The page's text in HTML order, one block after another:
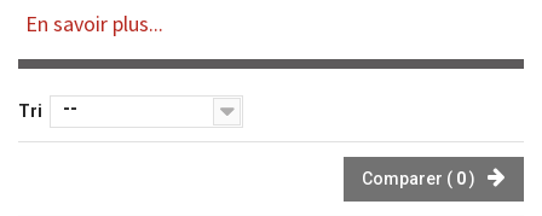
En savoir plus...
Tri --
Comparer ( 0)